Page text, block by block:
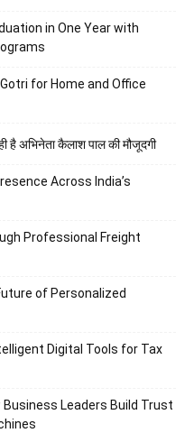
in One Year with
for Home and Office
है अभिनेता कैलाश पाल की मौजूदगी
Across India’s
Professional Freight
of Personalized
Digital Tools for Tax
Leaders Build Trust